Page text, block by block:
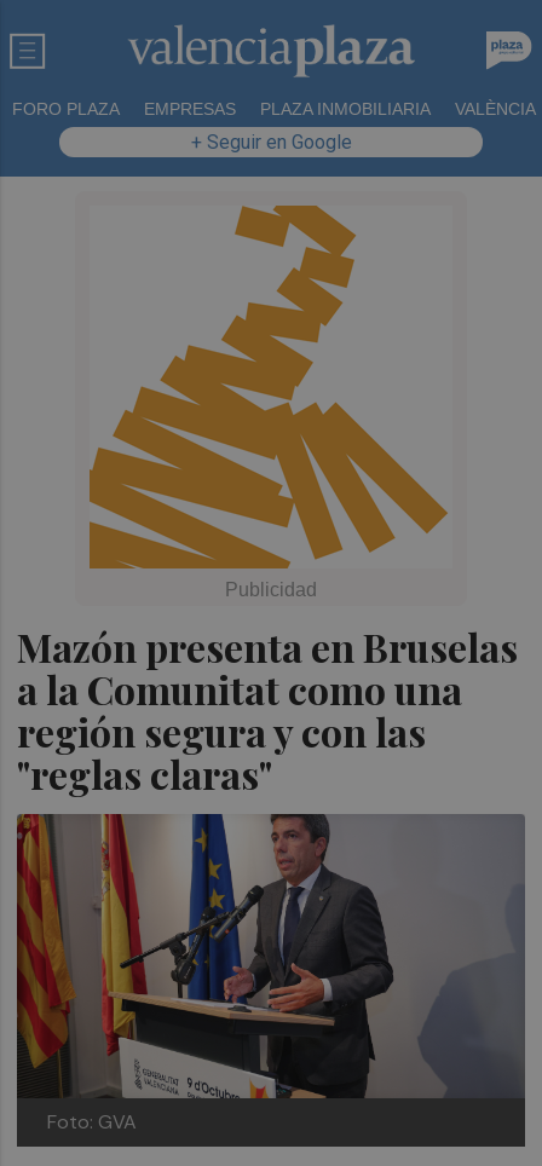
FORO PLAZA EMPRESAS PLAZA INMOBILIARIA VALÈNCIA
+ Seguir en Google
Mazón presenta en Bruselas
a la Comunitat como una
región segura y con las
"reglas claras"
Foto: GVA